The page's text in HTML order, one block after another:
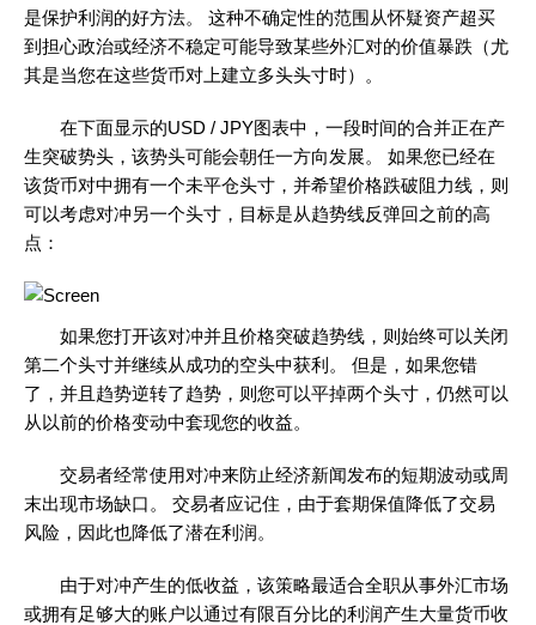
是保护利润的好方法。 这种不确定性的范围从怀疑资产超买
到担心政治或经济不稳定可能导致某些外汇对的价值暴跌（尤
其是当您在这些货币对上建立多头头寸时）。
在下面显示的USD / JPY图表中，一段时间的合并正在产
生突破势头，该势头可能会朝任一方向发展。 如果您已经在
该货币对中拥有一个未平仓头寸，并希望价格跌破阻力线，则
可以考虑对冲另一个头寸，目标是从趋势线反弹回之前的高
点：
如果您打开该对冲并且价格突破趋势线，则始终可以关闭
第二个头寸并继续从成功的空头中获利。 但是，如果您错
了，并且趋势逆转了趋势，则您可以平掉两个头寸，仍然可以
从以前的价格变动中套现您的收益。
交易者经常使用对冲来防止经济新闻发布的短期波动或周
末出现市场缺口。 交易者应记住，由于套期保值降低了交易
风险，因此也降低了潜在利润。
由于对冲产生的低收益，该策略最适合全职从事外汇市场
或拥有足够大的账户以通过有限百分比的利润产生大量货币收